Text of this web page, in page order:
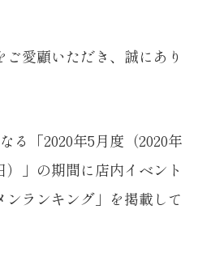
愛顧いただき、誠にあり
る「2020年5月度（2020年
）」の期間に店内イベント
ンランキング」を掲載して